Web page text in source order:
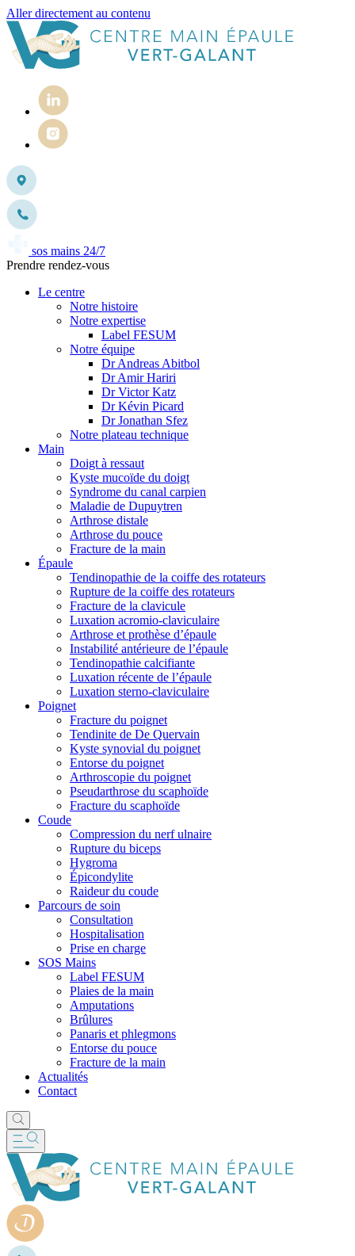
Aller directement au contenu
sos mains 24/7
Prendre rendez-vous
Le centre
Notre histoire
Notre expertise
Label FESUM
Notre équipe
Dr Andreas Abitbol
Dr Amir Hariri
Dr Victor Katz
Dr Kévin Picard
Dr Jonathan Sfez
Notre plateau technique
Main
Doigt à ressaut
Kyste mucoïde du doigt
Syndrome du canal carpien
Maladie de Dupuytren
Arthrose distale
Arthrose du pouce
Fracture de la main
Épaule
Tendinopathie de la coiffe des rotateurs
Rupture de la coiffe des rotateurs
Fracture de la clavicule
Luxation acromio-claviculaire
Arthrose et prothèse d’épaule
Instabilité antérieure de l’épaule
Tendinopathie calcifiante
Luxation récente de l’épaule
Luxation sterno-claviculaire
Poignet
Fracture du poignet
Tendinite de De Quervain
Kyste synovial du poignet
Entorse du poignet
Arthroscopie du poignet
Pseudarthrose du scaphoïde
Fracture du scaphoïde
Coude
Compression du nerf ulnaire
Rupture du biceps
Hygroma
Épicondylite
Raideur du coude
Parcours de soin
Consultation
Hospitalisation
Prise en charge
SOS Mains
Label FESUM
Plaies de la main
Amputations
Brûlures
Panaris et phlegmons
Entorse du pouce
Fracture de la main
Actualités
Contact